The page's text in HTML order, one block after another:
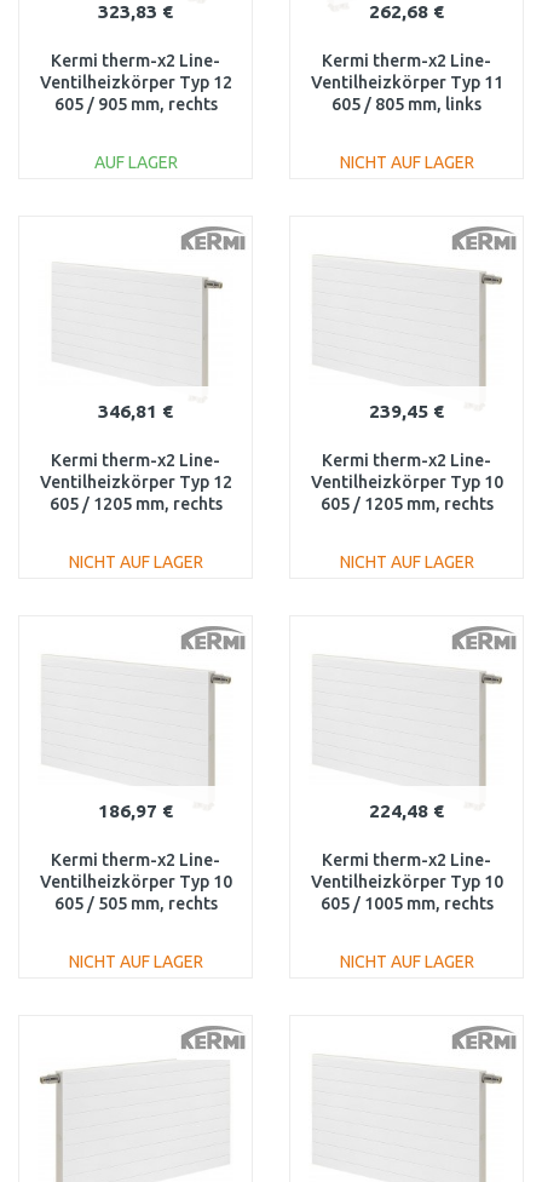
323,83 €
Kermi therm-x2 Line-
Ventilheizkörper Typ 12
605 / 905 mm, rechts
AUF LAGER
262,68 €
Kermi therm-x2 Line-
Ventilheizkörper Typ 11
605 / 805 mm, links
NICHT AUF LAGER
Vergleichen
346,81 €
Kermi therm-x2 Line-
Ventilheizkörper Typ 12
605 / 1205 mm, rechts
NICHT AUF LAGER
Vergleichen
239,45 €
Kermi therm-x2 Line-
Ventilheizkörper Typ 10
605 / 1205 mm, rechts
NICHT AUF LAGER
Vergleichen
186,97 €
Kermi therm-x2 Line-
Ventilheizkörper Typ 10
605 / 505 mm, rechts
NICHT AUF LAGER
Vergleichen
224,48 €
Kermi therm-x2 Line-
Ventilheizkörper Typ 10
605 / 1005 mm, rechts
NICHT AUF LAGER
Vergleichen